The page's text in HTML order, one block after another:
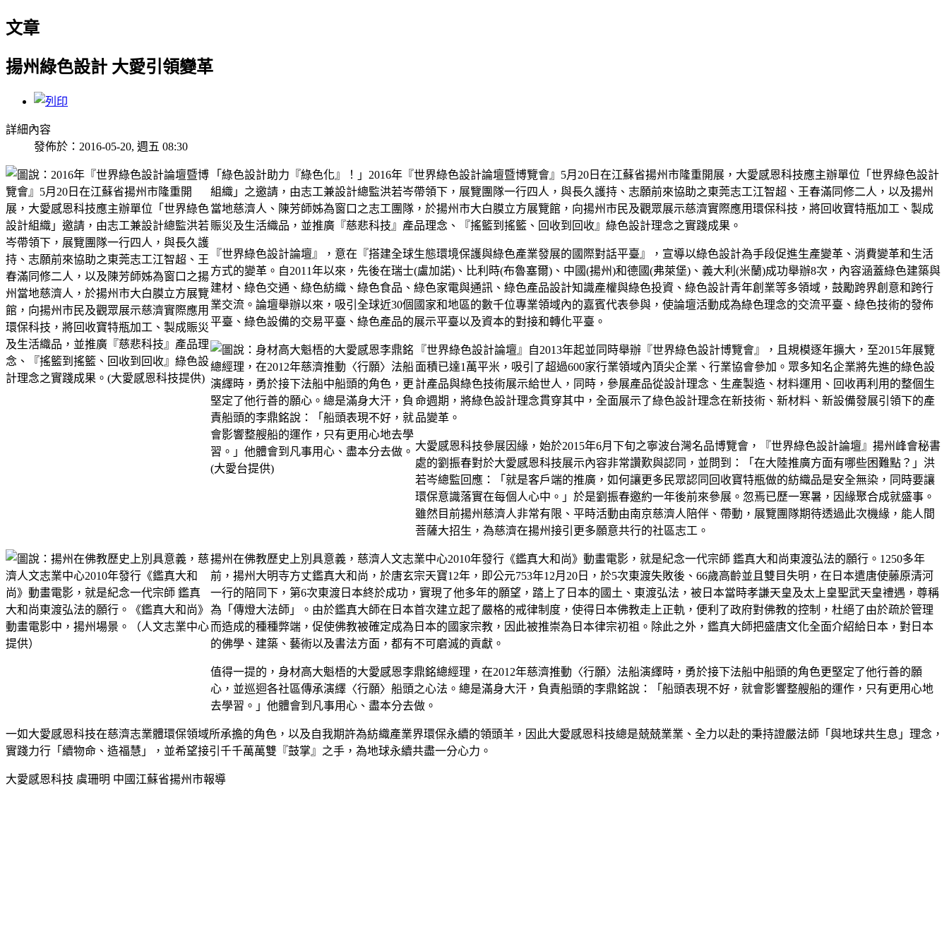
文章
揚州綠色設計 大愛引領變革
詳細內容
發佈於：2016-05-20, 週五 08:30
「綠色設計助力『綠色化』！」2016年『世界綠色設計論壇暨博覽會』5月20日在江蘇省揚州市隆重開展，大愛感恩科技應主辦單位「世界綠色設計
組織」之邀請，由志工兼設計總監洪若岑帶領下，展覽團隊一行四人，與長久護持、志願前來協助之東莞志工江智超、王春滿同修二人，以及揚州
當地慈濟人、陳芳師姊為窗口之志工團隊，於揚州市大白膜立方展覽館，向揚州市民及觀眾展示慈濟實際應用環保科技，將回收寶特瓶加工、製成
賑災及生活織品，並推廣『慈悲科技』產品理念、『搖籃到搖籃、回收到回收』綠色設計理念之實踐成果。
『世界綠色設計論壇』，意在『搭建全球生態環境保護與綠色產業發展的國際對話平臺』，宣導以綠色設計為手段促進生產變革、消費變革和生活
方式的變革。自2011年以來，先後在瑞士(盧加諾)、比利時(布魯塞爾)、中國(揚州)和德國(弗萊堡)、義大利(米蘭)成功舉辦8次，內容涵蓋綠色建築與
建材、綠色交通、綠色紡織、綠色食品、綠色家電與通訊、綠色產品設計知識產權與綠色投資、綠色設計青年創業等多領域，鼓勵跨界創意和跨行
業交流。論壇舉辦以來，吸引全球近30個國家和地區的數千位專業領域內的嘉賓代表參與，使論壇活動成為綠色理念的交流平臺、綠色技術的發佈
平臺、綠色設備的交易平臺、綠色產品的展示平臺以及資本的對接和轉化平臺。
『世界綠色設計論壇』自2013年起並同時舉辦『世界綠色設計博覽會』，且規模逐年擴大，至2015年展覽
面積已達1萬平米，吸引了超過600家行業領域內頂尖企業、行業協會參加。眾多知名企業將先進的綠色設
計產品與綠色技術展示給世人，同時，參展產品從設計理念、生產製造、材料運用、回收再利用的整個生
命週期，將綠色設計理念貫穿其中，全面展示了綠色設計理念在新技術、新材料、新設備發展引領下的產
品變革。
大愛感恩科技參展因緣，始於2015年6月下旬之寧波台灣名品博覽會，『世界綠色設計論壇』揚州峰會秘書
處的劉振春對於大愛感恩科技展示內容非常讚歎與認同，並問到：「在大陸推廣方面有哪些困難點？」洪
若岑總監回應：「就是客戶端的推廣，如何讓更多民眾認同回收寶特瓶做的紡織品是安全無染，同時要讓
環保意識落實在每個人心中。」於是劉振春邀約一年後前來參展。忽焉已歷一寒暑，因緣聚合成就盛事。
雖然目前揚州慈濟人非常有限、平時活動由南京慈濟人陪伴、帶動，展覽團隊期待透過此次機緣，能人間
菩薩大招生，為慈濟在揚州接引更多願意共行的社區志工。
揚州在佛教歷史上別具意義，慈濟人文志業中心2010年發行《鑑真大和尚》動畫電影，就是紀念一代宗師 鑑真大和尚東渡弘法的願行。1250多年
前，揚州大明寺方丈鑑真大和尚，於唐玄宗天寶12年，即公元753年12月20日，於5次東渡失敗後、66歲高齡並且雙目失明，在日本遣唐使藤原清河
一行的陪同下，第6次東渡日本終於成功，實現了他多年的願望，踏上了日本的國土、東渡弘法，被日本當時孝謙天皇及太上皇聖武天皇禮遇，尊稱
為「傳燈大法師」。由於鑑真大師在日本首次建立起了嚴格的戒律制度，使得日本佛教走上正軌，便利了政府對佛教的控制，杜絕了由於疏於管理
而造成的種種弊端，促使佛教被確定成為日本的國家宗教，因此被推崇為日本律宗初祖。除此之外，鑑真大師把盛唐文化全面介紹給日本，對日本
的佛學、建築、藝術以及書法方面，都有不可磨滅的貢獻。
值得一提的，身材高大魁梧的大愛感恩李鼎銘總經理，在2012年慈濟推動〈行願〉法船演繹時，勇於接下法船中船頭的角色更堅定了他行善的願
心，並巡迴各社區傳承演繹〈行願〉船頭之心法。總是滿身大汗，負責船頭的李鼎銘說：「船頭表現不好，就會影響整艘船的運作，只有更用心地
去學習。」他體會到凡事用心、盡本分去做。
一如大愛感恩科技在慈濟志業體環保領域所承擔的角色，以及自我期許為紡織產業界環保永續的領頭羊，因此大愛感恩科技總是兢兢業業、全力以赴的秉持證嚴法師「與地球共生息」理念，
實踐力行「續物命、造福慧」，並希望接引千千萬萬雙『鼓掌』之手，為地球永續共盡一分心力。
大愛感恩科技 虞珊明 中國江蘇省揚州市報導